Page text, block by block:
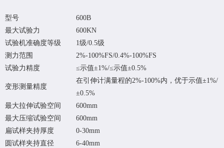
型号
600B
最大试验力
600KN
试验机准确度等级
1级/0.5级
测力范围
2%-100%FS/0.4%-100%FS
试验力精度
≤示值±1%/≤示值±0.5%
变形测量精度
在引伸计满量程的2%-100%内，优于示值±1%/
±0.5%
最大拉伸试验空间
600mm
最大压缩试验空间
600mm
扁试样夹持厚度
0-30mm
圆试样夹持直径
6-40mm